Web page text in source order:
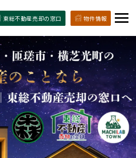
物件情報
東総不動産売却の窓口